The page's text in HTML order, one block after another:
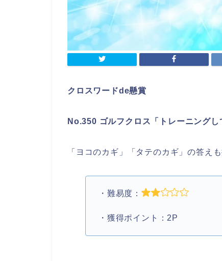
クロスワードde懸賞
No.350 ゴルフクロス「トレーニングし
「ヨコのカギ」「タテのカギ」の答え
・難易度：
・獲得ポイント：2P